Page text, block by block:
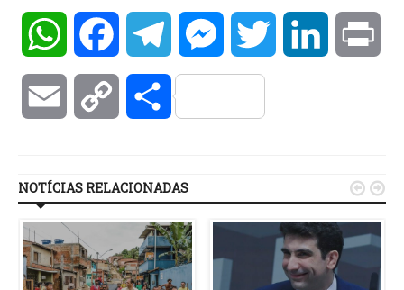
WhatsAppFacebookTelegramMessengerTwitter LinkedIn
Email Copy Compartilhar
NOTÍCIAS RELACIONADAS  